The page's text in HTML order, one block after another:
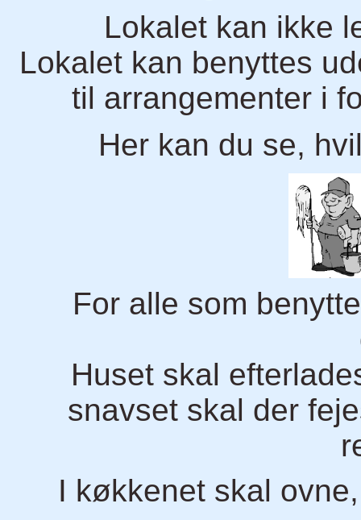
Lokalet kan ikke
Lokalet kan benyttes
til arrangementer i
Her kan du se,
For alle som
Huset skal
snavset skal der
I køkkenet skal